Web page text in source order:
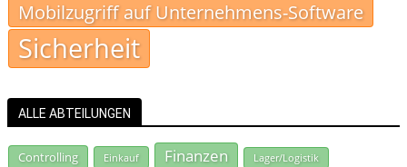
Mobilzugriff auf Unternehmens-Software
Sicherheit
ALLE ABTEILUNGEN
Controlling Einkauf Finanzen Lager/Logistik